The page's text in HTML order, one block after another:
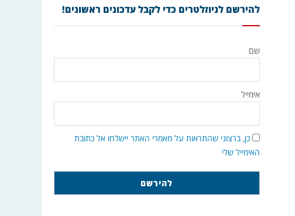
להירשם לניוזלטרים כדי לקבל עדכונים ראשונים!
שם
אימייל
כן, ברצוני שהתראות על מאמרי האתר יישלחו אל כתובת
האימייל שלי